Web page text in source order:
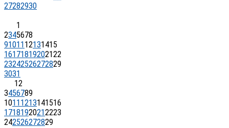
27282930
1
2345678
91011 12131415
16171819202122
23242526272829
3031
12
3456789
1011 1213141516
17181920212223
242526272829